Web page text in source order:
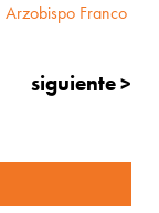
Arzobispo Franco
siguiente >